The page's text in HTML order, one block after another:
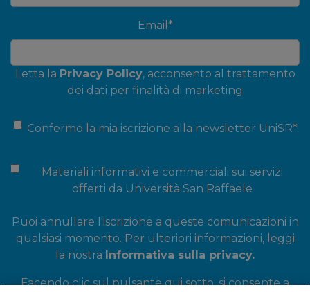
Email *
Letta la Privacy Policy, acconsento al trattamento
dei dati per finalità di marketing
Confermo la mia iscrizione alla newsletter UniSR*
Materiali informativi e commerciali sui servizi
offerti da Università San Raffaele
Puoi annullare l'iscrizione a queste comunicazioni in
qualsiasi momento. Per ulteriori informazioni, leggi
la nostra Informativa sulla privacy.
Facendo clic sul pulsante qui sotto, si consente a